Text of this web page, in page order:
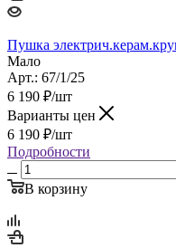
Пушка
Мало
Арт.: 67/1/25
6 190 ₽/шт
Варианты цен
6 190 ₽/шт
Подробности
В корзину